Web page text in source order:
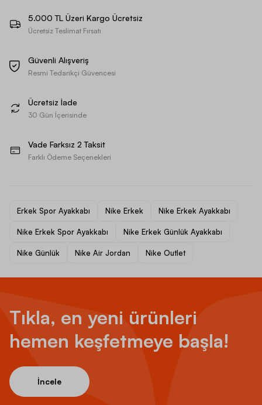
5.000 TL Üzeri Kargo Ücretsiz
Ücretsiz Teslimat Fırsatı
Güvenli Alışveriş
Resmi Tedarikçi Güvencesi
Ücretsiz İade
30 Gün İçerisinde
Vade Farksız 2 Taksit
Farklı Ödeme Seçenekleri
Erkek Spor Ayakkabı Nike Erkek Nike Erkek Ayakkabı
Nike Erkek Spor Ayakkabı Nike Erkek Günlük Ayakkabı
Nike Günlük Nike Air Jordan Nike Outlet
Tıkla, en yeni ürünleri
hemen keşfetmeye başla!
İncele